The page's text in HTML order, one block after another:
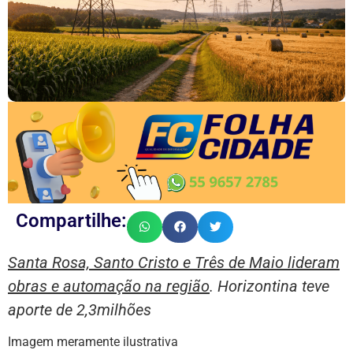
Compartilhe:
Santa Rosa, Santo Cristo e Três de Maio lideram
obras e automação na região. Horizontina teve
aporte de 2,3milhões
Imagem meramente ilustrativa